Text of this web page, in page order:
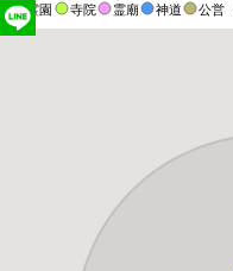
霊園 寺院 霊廟 神道 公営